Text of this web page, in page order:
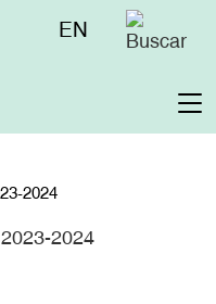
Menú
EN
2024
2024